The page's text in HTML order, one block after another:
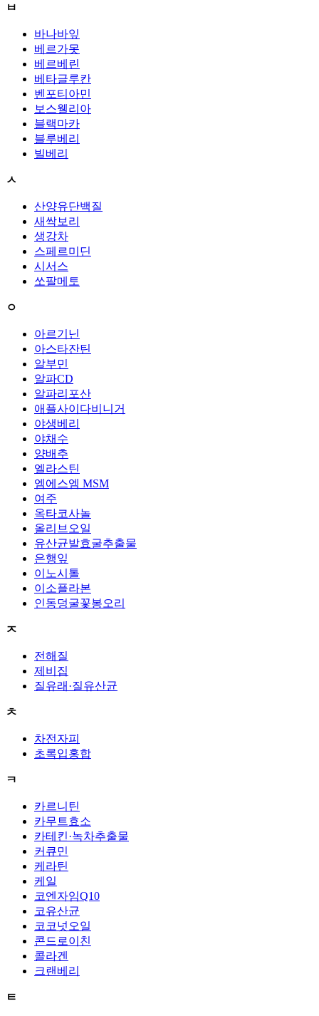
ㅂ
바나바잎
베르가못
베르베린
베타글루칸
벤포티아민
보스웰리아
블랙마카
블루베리
빌베리
ㅅ
산양유단백질
새싹보리
생강차
스페르미딘
시서스
쏘팔메토
ㅇ
아르기닌
아스타잔틴
알부민
알파CD
알파리포산
애플사이다비니거
야생베리
야채수
양배추
엘라스틴
엠에스엠 MSM
여주
옥타코사놀
올리브오일
유산균발효굴추출물
은행잎
이노시톨
이소플라본
인동덩굴꽃봉오리
ㅈ
전해질
제비집
질유래·질유산균
ㅊ
차전자피
초록입홍합
ㅋ
카르니틴
카무트효소
카테킨·녹차추출물
커큐민
케라틴
케일
코엔자임Q10
코유산균
코코넛오일
콘드로이친
콜라겐
크랜베리
ㅌ